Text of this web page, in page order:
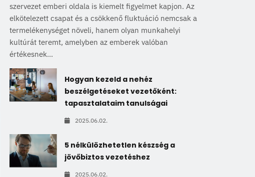
szervezet emberi oldala is kiemelt figyelmet kapjon. Az
elkötelezett csapat és a csökkenő fluktuáció nemcsak a
termelékenységet növeli, hanem olyan munkahelyi
kultúrát teremt, amelyben az emberek valóban
értékesnek...
Hogyan kezeld a nehéz
beszélgetéseket vezetőként:
tapasztalataim tanulságai
2025.06.02.
5 nélkülözhetetlen készség a
jövőbiztos vezetéshez
2025.06.02.